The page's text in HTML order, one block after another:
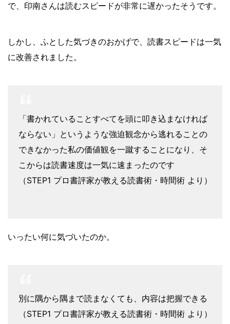
で、印南さんは読むスピードが非常に遅かったそうです。
しかし、ふとした気づきのおかげで、読書スピードは一気
に改善されました。
「書かれていることすべてを頭に叩き込まなければ
ならない」というような強迫観念から逃れることの
できなかった私の価値観を一蹴することになり、そ
こからは読書速度は一気に速まったのです
（STEP1 プロ書評家が教える読書術・時間術 より）
いったい何に気づいたのか。
別に隅から隅まで読まなくても、内容は把握できる
（STEP1 プロ書評家が教える読書術・時間術 より）